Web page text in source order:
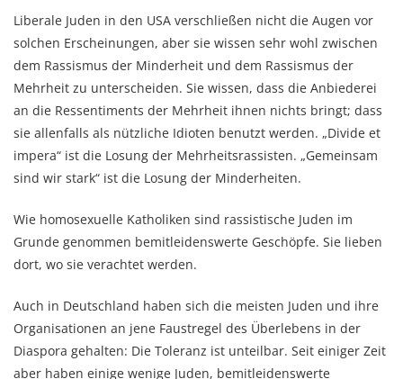
Liberale Juden in den USA verschließen nicht die Augen vor
solchen Erscheinungen, aber sie wissen sehr wohl zwischen
dem Rassismus der Minderheit und dem Rassismus der
Mehrheit zu unterscheiden. Sie wissen, dass die Anbiederei
an die Ressentiments der Mehrheit ihnen nichts bringt; dass
sie allenfalls als nützliche Idioten benutzt werden. „Divide et
impera“ ist die Losung der Mehrheitsrassisten. „Gemeinsam
sind wir stark“ ist die Losung der Minderheiten.
Wie homosexuelle Katholiken sind rassistische Juden im
Grunde genommen bemitleidenswerte Geschöpfe. Sie lieben
dort, wo sie verachtet werden.
Auch in Deutschland haben sich die meisten Juden und ihre
Organisationen an jene Faustregel des Überlebens in der
Diaspora gehalten: Die Toleranz ist unteilbar. Seit einiger Zeit
aber haben einige wenige Juden, bemitleidenswerte